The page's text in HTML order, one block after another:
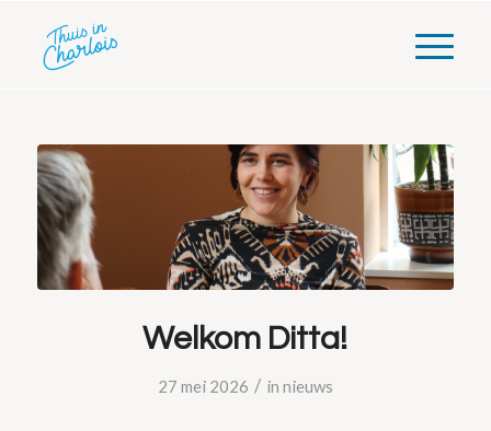
Welkom Ditta!
27 mei 2026 / in nieuws